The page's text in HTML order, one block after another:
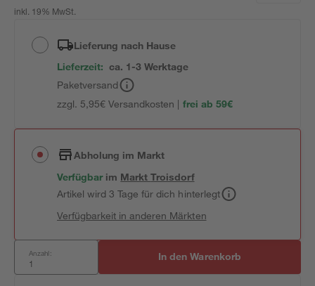
inkl. 19% MwSt.
Lieferung nach Hause
Lieferzeit: ca. 1-3 Werktage
Paketversand
zzgl. 5,95€ Versandkosten | frei ab 59€
Abholung im Markt
Verfügbar im MarktTroisdorf
Artikel wird 3 Tage für dich hinterlegt
Verfügbarkeit in anderen Märkten
Anzahl: In den Warenkorb